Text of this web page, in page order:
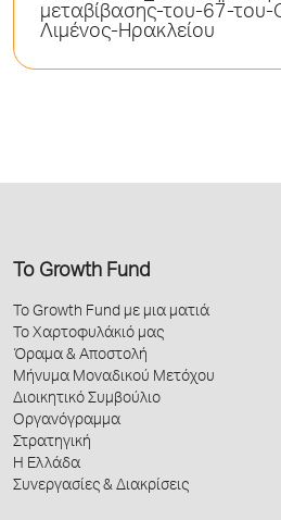
μεταβίβασης-του-67-
Λιμένος-Ηρακλείου
Το Growth Fund
Το Growth Fund με μια ματιά
Το Χαρτοφυλάκιό μας
Όραμα & Αποστολή
Μήνυμα Μοναδικού Μετόχου
Διοικητικό Συμβούλιο
Οργανόγραμμα
Στρατηγική
Η Ελλάδα
Συνεργασίες & Διακρίσεις